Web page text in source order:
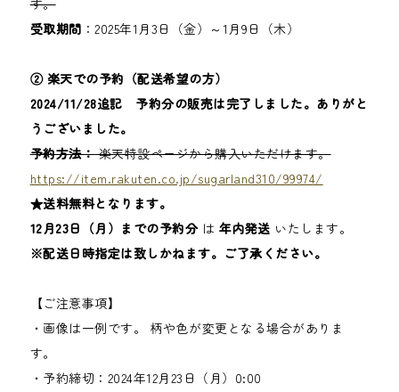
受取期間 ：2025年1月3日（金）～1月9日（木）
② 楽天での予約（配送希望の方）
2024/11/28追記 予約分の販売は完了しました。ありがと
うございました。
予約方法：楽天特設ページから購入いただけます。
https://item.rakuten.co.jp/sugarland310/99974/
★送料無料となります。
12月23日（月）までの予約分は 年内発送 いたします。
※配送日時指定は致しかねます。ご了承ください。
【ご注意事項】
・画像は一例です。 柄や色が変更となる場合がありま
す。
・予約締切：2024年12月23日（月）0:00